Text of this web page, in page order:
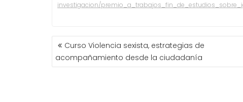
investigacion/
NAVEGACIÓN
DE
ENTRADAS
Curso Violencia sexista, estrategias de
acompañamiento desde la ciudadanía